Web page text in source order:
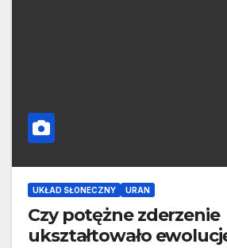
UKŁAD SŁONECZNY URAN
Czy potężne zderzenie
ukształtowało